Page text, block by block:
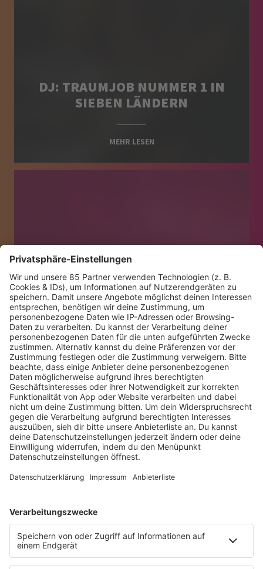
DJ: TRAUMJOB NUMMER 1 IN
SIEBEN LÄNDERN
MEHR LESEN
PAROOKAVILLE IST
ZEHNTBESTE FESTIVAL DER
WELT
MEHR LESEN
Mischa Haller
VON NACHTSCHWÄRMERN UND